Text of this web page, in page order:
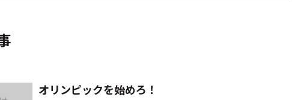
オリンピックを始めろ！